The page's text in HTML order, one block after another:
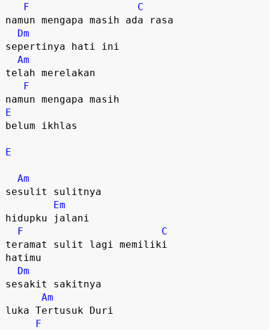
F
C
namun mengapa masih ada rasa
Dm
sepertinya hati ini
Am
telah merelakan
F
E
belum ikhlas
E
Am
sesulit sulitnya
Em
hidupku jalani
F
C
teramat sulit lagi memiliki
hatimu
Dm
sesakit sakitnya
Am
luka Tertusuk Duri
F